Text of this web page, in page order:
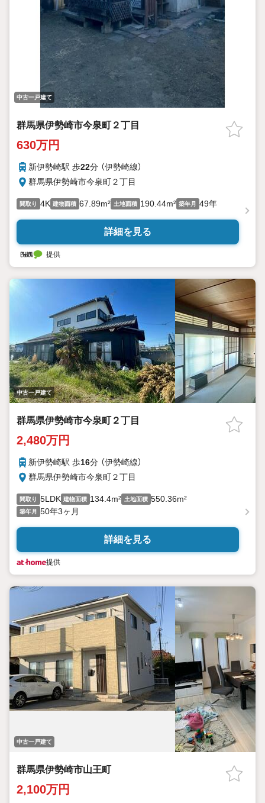
中古一戸建て
群馬県伊勢崎市今泉町２丁目
630万円
新伊勢崎駅 歩22分 （伊勢崎線）
群馬県伊勢崎市今泉町２丁目
間取り 4K 建物面積 67.89m² 土地面積 190.44m² 築年月 49年
詳細を見る
提供
中古一戸建て
群馬県伊勢崎市今泉町２丁目
2,480万円
新伊勢崎駅 歩16分 （伊勢崎線）
群馬県伊勢崎市今泉町２丁目
間取り 5LDK 建物面積 134.4m² 土地面積 550.36m²
築年月 50年3ヶ月
詳細を見る
提供
中古一戸建て
群馬県伊勢崎市山王町
2,100万円